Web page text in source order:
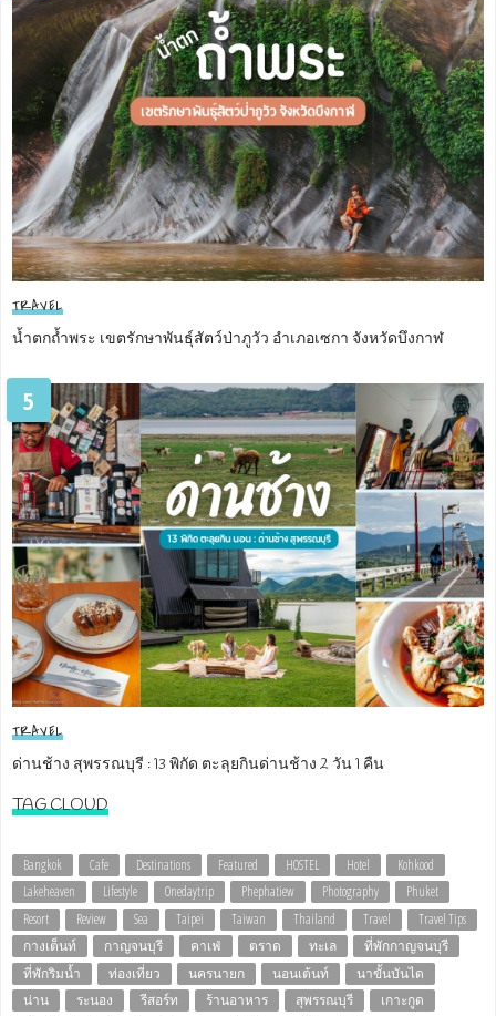
TRAVEL
น้ำตกถ้ำพระ เขตรักษาพันธุ์สัตว์ป่าภูวัว อำเภอเซกา จังหวัดบึงกาฬ
5
TRAVEL
ด่านช้าง สุพรรณบุรี : 13 พิกัด ตะลุยกินด่านช้าง 2 วัน 1 คืน
TAG CLOUD
Bangkok Cafe Destinations Featured HOSTEL Hotel
Kohkood
Lakeheaven
Lifestyle Onedaytrip Phephatiew Photography
Phuket
Resort
Review Sea Taipei Taiwan Thailand Travel
Travel Tips
กางเต็นท์
กาญจนบุรี คาเฟ่ ตราด ทะเล
ที่พักกาญจนบุรี
ที่พักริมน้ำ
ท่องเที่ยว นครนายก นอนเต้นท์
นาขั้นบันได
น่าน
ระนอง รีสอร์ท ร้านอาหาร สุพรรณบุรี
เกาะกูด